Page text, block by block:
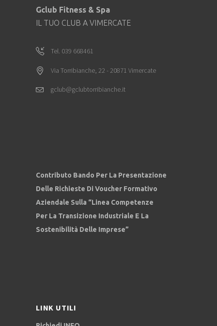
Gclub Fitness & Spa
IL TUO CLUB A VIMERCATE
Tel. 039 668461
Via Torribianche, 22 - 20871 Vimercate
gclub@gclubtorribianche.it
Contributo Bando Per La Presentazione
Delle Richieste Di Voucher Formativo
Aziendale Sulla “Linea Competenze
Per La Transizione Industriale E La
Sostenibilità Delle Imprese”
LINK UTILI